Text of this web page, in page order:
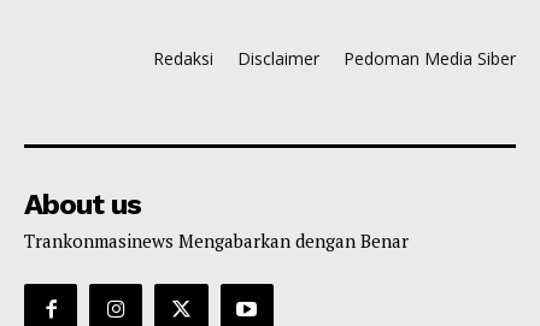
Redaksi Disclaimer Pedoman Media Siber
About us
Trankonmasinews Mengabarkan dengan Benar